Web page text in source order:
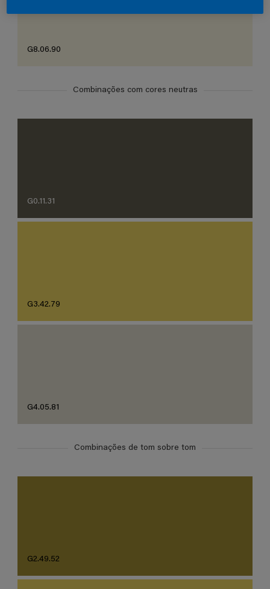
G8.06.90
Combinações com cores neutras
G0.11.31
G3.42.79
G4.05.81
Combinações de tom sobre tom
G2.49.52